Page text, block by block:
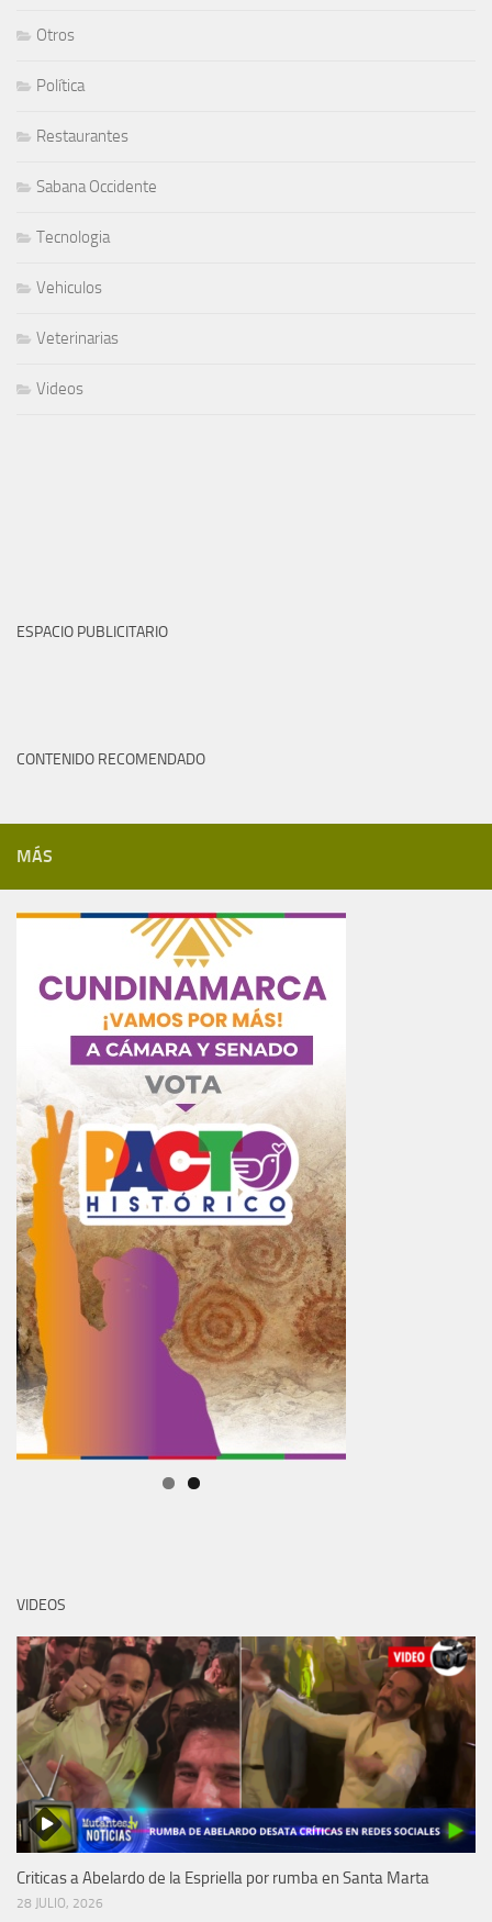
Otros
Política
Restaurantes
Sabana Occidente
Tecnologia
Vehiculos
Veterinarias
Videos
ESPACIO PUBLICITARIO
CONTENIDO RECOMENDADO
MÁS
VIDEOS
Criticas a Abelardo de la Espriella por rumba en Santa Marta
28 JULIO, 2026